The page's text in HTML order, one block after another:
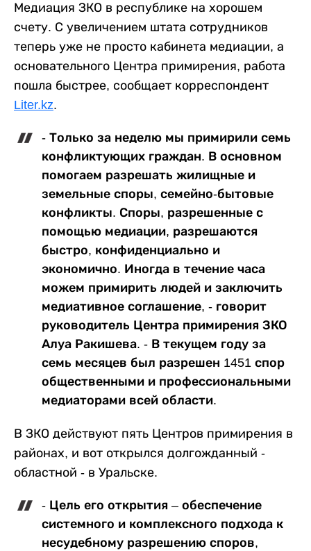
Медиация ЗКО в республике на хорошем
счету. С увеличением штата сотрудников
теперь уже не просто кабинета медиации, а
основательного Центра примирения, работа
пошла быстрее, сообщает корреспондент
Liter.kz.
- Только за неделю мы примирили семь
конфликтующих граждан. В основном
помогаем разрешать жилищные и
земельные споры, семейно-бытовые
конфликты. Споры, разрешенные с
помощью медиации, разрешаются
быстро, конфиденциально и
экономично. Иногда в течение часа
можем примирить людей и заключить
медиативное соглашение, - говорит
руководитель Центра примирения ЗКО
Алуа Ракишева. - В текущем году за
семь месяцев был разрешен 1451 спор
общественными и профессиональными
медиаторами всей области.
В ЗКО действуют пять Центров примирения в
районах, и вот открылся долгожданный -
областной - в Уральске.
- Цель его открытия – обеспечение
системного и комплексного подхода к
несудебному разрешению споров,